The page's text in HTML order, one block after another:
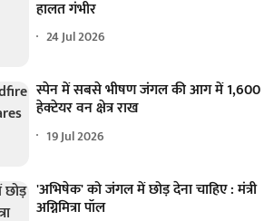
हालत गंभीर
24 Jul 2026
स्पेन में सबसे भीषण जंगल की आग में 1,600
हेक्टेयर वन क्षेत्र राख
19 Jul 2026
'अभिषेक' को जंगल में छोड़ देना चाहिए : मंत्री
अग्निमित्रा पॉल